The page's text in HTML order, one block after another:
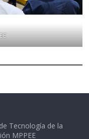
Tecnología de la
MPPEE